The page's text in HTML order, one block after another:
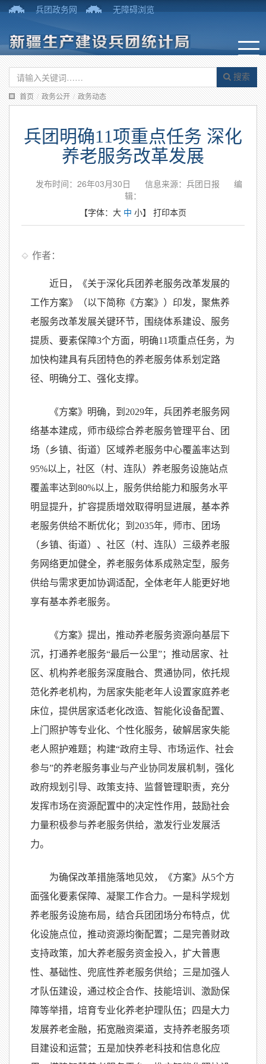
兵团政务网 无障碍浏览
搜索
首页 / 政务公开 / 政务动态
兵团明确11项重点任务 深化
养老服务改革发展
发布时间：26年03月30日 信息来源：兵团日报
编
辑：
【字体： 大 中 小】 打印本页
作者：
近日，《关于深化兵团养老服务改革发展的
工作方案》（以下简称《方案》）印发，聚焦养
老服务改革发展关键环节，围绕体系建设、服务
提质、要素保障3个方面，明确11项重点任务，为
加快构建具有兵团特色的养老服务体系划定路
径、明确分工、强化支撑。
《方案》明确，到2029年，兵团养老服务网
络基本建成，师市级综合养老服务管理平台、团
场（乡镇、街道）区域养老服务中心覆盖率达到
95%以上，社区（村、连队）养老服务设施站点
覆盖率达到80%以上，服务供给能力和服务水平
明显提升，扩容提质增效取得明显进展，基本养
老服务供给不断优化；到2035年，师市、团场
（乡镇、街道）、社区（村、连队）三级养老服
务网络更加健全，养老服务体系成熟定型，服务
供给与需求更加协调适配，全体老年人能更好地
享有基本养老服务。
《方案》提出，推动养老服务资源向基层下
沉，打通养老服务“最后一公里”；推动居家、社
区、机构养老服务深度融合、贯通协同，依托规
范化养老机构，为居家失能老年人设置家庭养老
床位，提供居家适老化改造、智能化设备配置、
上门照护等专业化、个性化服务，破解居家失能
老人照护难题；构建“政府主导、市场运作、社会
参与”的养老服务事业与产业协同发展机制，强化
政府规划引导、政策支持、监督管理职责，充分
发挥市场在资源配置中的决定性作用，鼓励社会
力量积极参与养老服务供给，激发行业发展活
力。
为确保改革措施落地见效，《方案》从5个方
面强化要素保障、凝聚工作合力。一是科学规划
养老服务设施布局，结合兵团团场分布特点，优
化设施点位，推动资源均衡配置；二是完善财政
支持政策，加大养老服务资金投入，扩大普惠
性、基础性、兜底性养老服务供给；三是加强人
才队伍建设，通过校企合作、技能培训、激励保
障等举措，培育专业化养老护理队伍；四是大力
发展养老金融，拓宽融资渠道，支持养老服务项
目建设和运营；五是加快养老科技和信息化应